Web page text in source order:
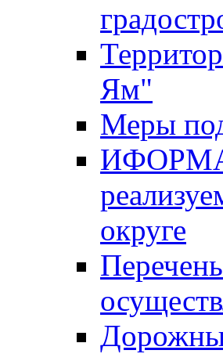
Ям"
Меры
округе